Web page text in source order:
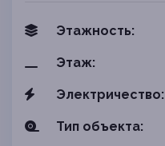
Этажность:
Этаж:
Электричество:
Тип объекта: